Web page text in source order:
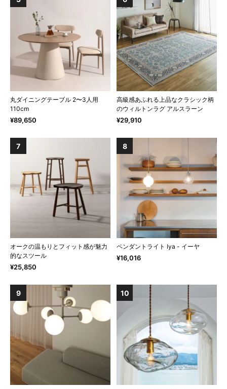
丸ダイニングテーブル 2〜3人用
110cm
¥89,650
高級感あふれる上品なクラシック柄
のウィルトンラグ アルスラーン
¥29,910
7
オークの温もりとフィット感が魅力
的なスツール
¥25,850
8
ペンダントライト Iya - イーヤ
¥16,016
9 10